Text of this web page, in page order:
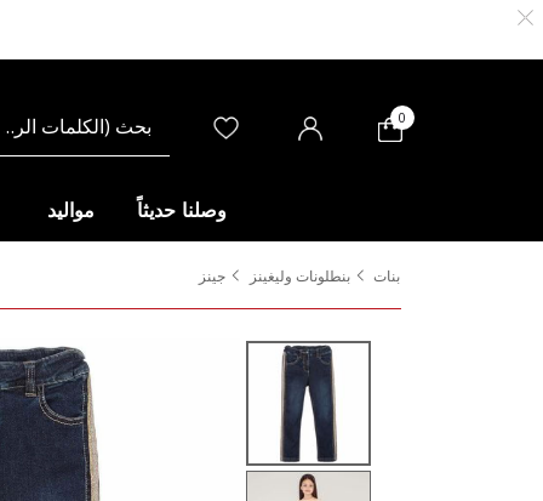
0
وصلنا حديثاً مواليد
بنات بنطلونات وليغينز
جينز